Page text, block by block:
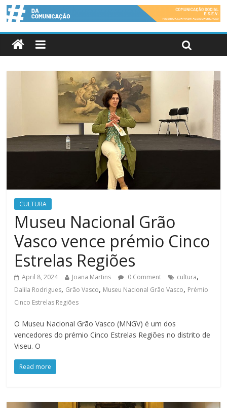
CULTURA
Museu Nacional Grão
Vasco vence prémio Cinco
Estrelas Regiões
April 8, 2024 Joana Martins 0 Comment cultura,
Dalila Rodrigues, Grão Vasco, Museu Nacional Grão Vasco, Prémio
Cinco Estrelas Regiões
O Museu Nacional Grão Vasco (MNGV) é um dos
vencedores do prémio Cinco Estrelas Regiões no distrito de
Viseu. O
Read more